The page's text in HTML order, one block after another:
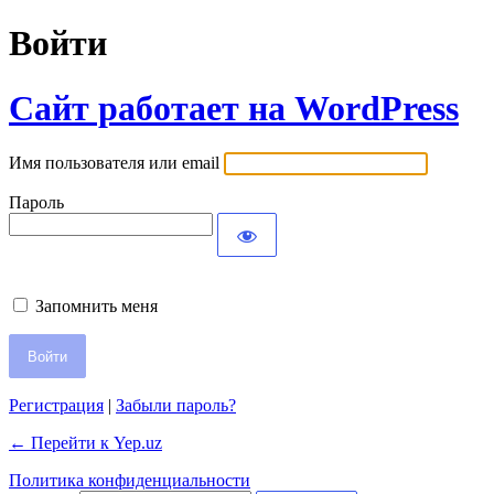
Войти
Сайт работает на WordPress
Имя пользователя или email
Пароль
Запомнить меня
Регистрация | Забыли пароль?
← Перейти к Yep.uz
Политика конфиденциальности